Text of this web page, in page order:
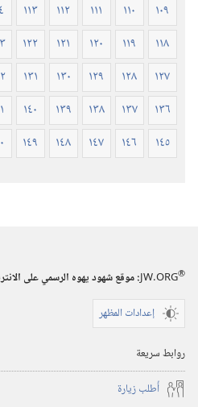
١٠٩
١١٠ ١١١ ١١٢ ١١٣
١١٨
١١٩ ١٢٠ ١٢١ ١٢٢
١٢٧
١٢٨ ١٢٩ ١٣٠ ١٣١
١٣٦
١٣٧ ١٣٨ ١٣٩ ١٤٠
١٤٥
١٤٦ ١٤٧ ١٤٨ ١٤٩
JW.ORG®
:‏ موقع شهود يهوه الرسمي على
إعدادات المظهر
روابط سريعة
أُطلب زيارة